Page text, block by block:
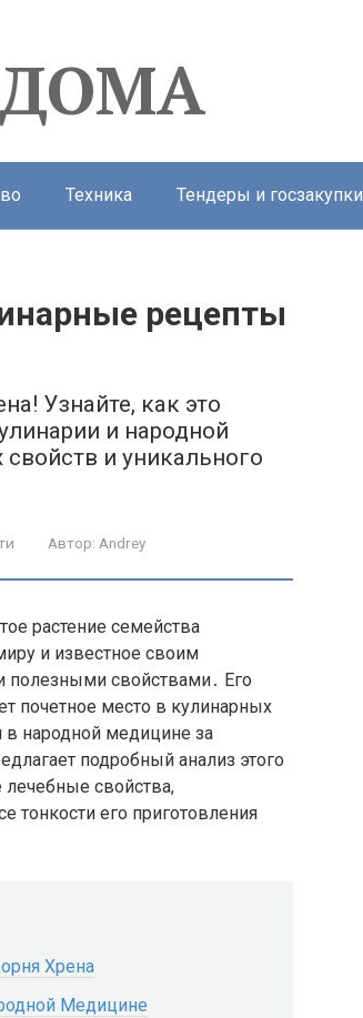
ДОМА
Техника Тендеры и госзакупки
рецепты
Узнайте, как это
и народной
и уникального
Автор: Andrey
растение семейства
и известное своим
свойствами․ Его
почетное место в кулинарных
в народной медицине за
подробный анализ этого
свойства,
тонкости его приготовления
Хрена
Медицине